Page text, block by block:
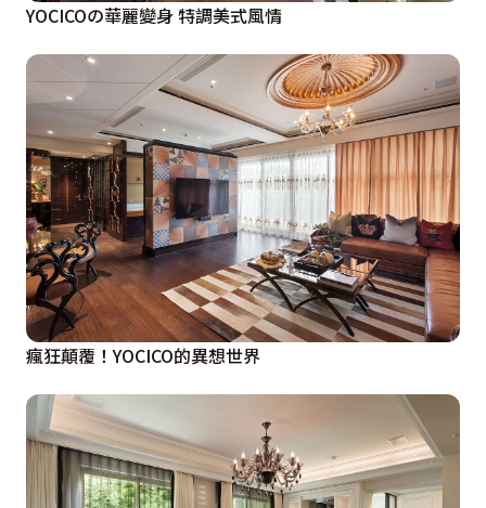
YOCICOの華麗變身 特調美式風情
瘋狂顛覆！YOCICO的異想世界